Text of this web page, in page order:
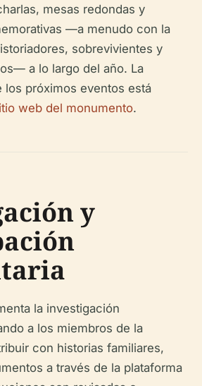
mesas redondas y
—a menudo con la
sobrevivientes y
a lo largo del año. La
los próximos eventos está
web del monumento.
y
la investigación
a los miembros de la
con historias familiares,
a través de la plataforma